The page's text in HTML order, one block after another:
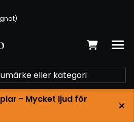
- Mycket ljud för